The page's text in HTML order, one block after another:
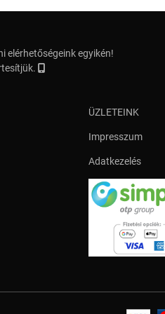
elérhetőségeink egyikén!
ÜZLETEINK
Impresszum
Adatkezelés